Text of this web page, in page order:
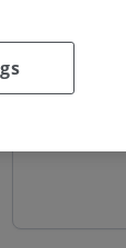
Motiu consulta